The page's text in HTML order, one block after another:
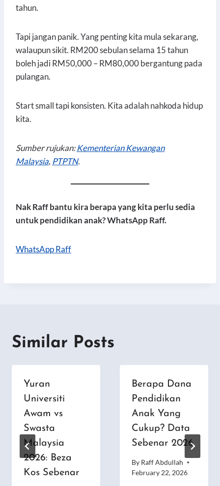
tahun.
Tapi jangan panik. Yang penting kita mula sekarang,
walaupun sikit. RM200 sebulan selama 15 tahun
boleh jadi RM50,000 – RM80,000 bergantung pada
pulangan.
Start small tapi konsisten. Kita adalah nahkoda hidup
kita.
Sumber rujukan:Kementerian Kewangan
Malaysia, PTPTN.
Nak Raff bantu kira berapa yang kita perlu sedia
untuk pendidikan anak? WhatsApp Raff.
WhatsAppRaff
Similar Posts
Yuran
Universiti
Awam vs
Swasta
Malaysia
2026: Beza
Kos Sebenar
Berapa Dana
Pendidikan
Anak Yang
Cukup? Data
Sebenar 2026
By Raff Abdullah
February 22, 2026